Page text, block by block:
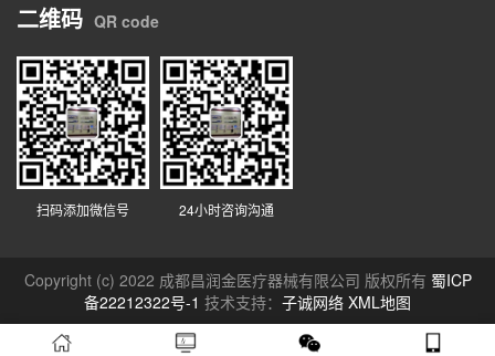
二维码 QR code
扫码添加微信号 24小时咨询沟通
Copyright (c) 2022 成都昌润金医疗器械有限公司 版权所有 蜀ICP
备22212322号-1 技术支持： 子诚网络 XML地图